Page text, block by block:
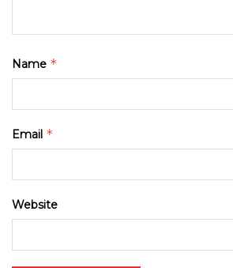
Name *
Email *
Website